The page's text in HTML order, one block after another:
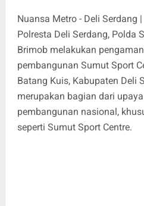
Nuansa Metro - Deli Serdang
Polresta Deli Serdang, Polda
Brimob melakukan
pembangunan Sumut Sport
Batang Kuis, Kabupaten Deli
merupakan bagian dari
pembangunan nasional,
seperti Sumut Sport Centre.